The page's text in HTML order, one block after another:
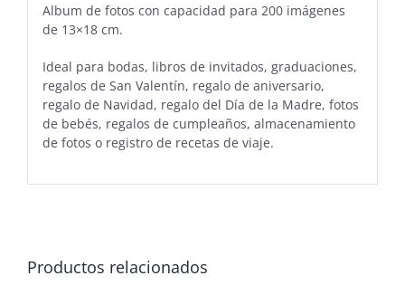
Album de fotos con capacidad para 200 imágenes
de 13×18 cm.
Ideal para bodas, libros de invitados, graduaciones,
regalos de San Valentín, regalo de aniversario,
regalo de Navidad, regalo del Día de la Madre, fotos
de bebés, regalos de cumpleaños, almacenamiento
de fotos o registro de recetas de viaje.
Productos relacionados